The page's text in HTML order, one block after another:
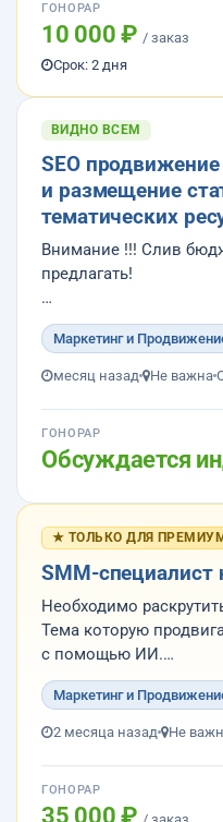
Требования к
— Реальное портф...
ГОНОРАР
10 000 ₽ / заказ
Срок: 2 дня
ВИДНО ВСЕМ
SEO
и размещение
тематических
Внимание !!! Слив
предлагать!
1. Провести интервью
компании
2. Определить и
Сайт компании -
Маркетинг и
месяц назад Не важна
ГОНОРАР
Обсуждается
★ ТОЛЬКО ДЛЯ ПРЕМИУМ
SMM-специалист
Необходимо
Тема которую
с помощью ИИ.
Мы себя
программисты, ит-
знанием дела
Маркетинг и
2 месяца назад Не
ГОНОРАР
35 000 ₽